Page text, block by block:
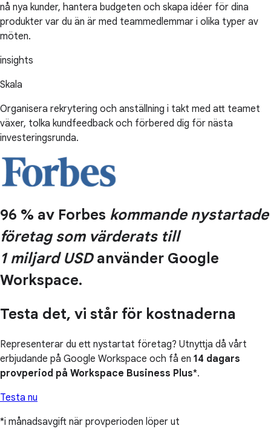
nå nya kunder, hantera budgeten och skapa idéer för dina
produkter var du än är med teammedlemmar i olika typer av
möten.
insights
Skala
Organisera rekrytering och anställning i takt med att teamet
växer, tolka kundfeedback och förbered dig för nästa
investeringsrunda.
96 % av Forbes kommande nystartade
företag som värderats till
1 miljard USDanvänder Google
Workspace.
Testa det, vi står för kostnaderna
Representerar du ett nystartat företag? Utnyttja då vårt
erbjudande på Google Workspace och få en 14 dagars
provperiod på Workspace Business Plus*.
Testa nu
*i månadsavgift när provperioden löper ut